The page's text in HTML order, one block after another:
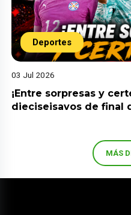
Deportes
03 Jul 2026
¡Entre sorpresas y
dieciseisavos de final
MÁS